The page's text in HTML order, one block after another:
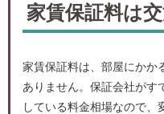
家賃保証料は
家賃保証料は、部屋にかか
ありません。保証会社がす
している料金相場なので、